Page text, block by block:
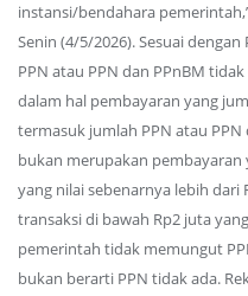
instansi/bendahara
Senin (4/5/2026). Sesuai
PPN atau PPN dan PPnBM
dalam hal pembayaran yang
termasuk jumlah PPN atau
bukan merupakan
yang nilai sebenarnya lebih
transaksi di bawah Rp2 juta
pemerintah tidak memungut
bukan berarti PPN tidak ada.